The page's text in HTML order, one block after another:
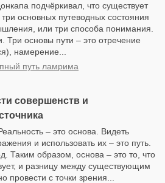
подчёркивал, что существует
основных путеводных состояния
или три способа понимания.
Три основы пути – это отречение
намерение...
путь ламрима
совершенств и
– это основа. Видеть
и использовать их – это путь.
Таким образом, основа – это то, что
и разницу между существующим
с точки зрения...